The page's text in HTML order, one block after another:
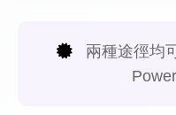
兩種途徑均